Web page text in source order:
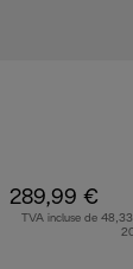
289,99 €
TVA incluse de